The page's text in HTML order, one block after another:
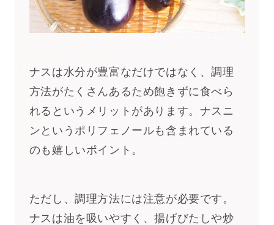
ナスは水分が豊富なだけではなく、調理
方法がたくさんあるため飽きずに食べら
れるというメリットがあります。ナスニ
ンというポリフェノールも含まれている
のも嬉しいポイント。
ただし、調理方法には注意が必要です。
ナスは油を吸いやすく、揚げびたしや炒